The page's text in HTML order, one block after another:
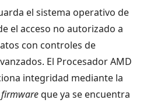
el sistema operativo de
el acceso no autorizado a
con controles de
El Procesador AMD
integridad mediante la
firmwareque ya se encuentra